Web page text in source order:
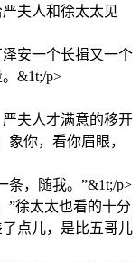
夫人和徐太太见
安一个长揖又一个
&1t;/p>
夫人才满意的移开
你，看你眉眼，
条，随我。”&1t;/p>
”徐太太也看的十分
点儿，是比五哥儿